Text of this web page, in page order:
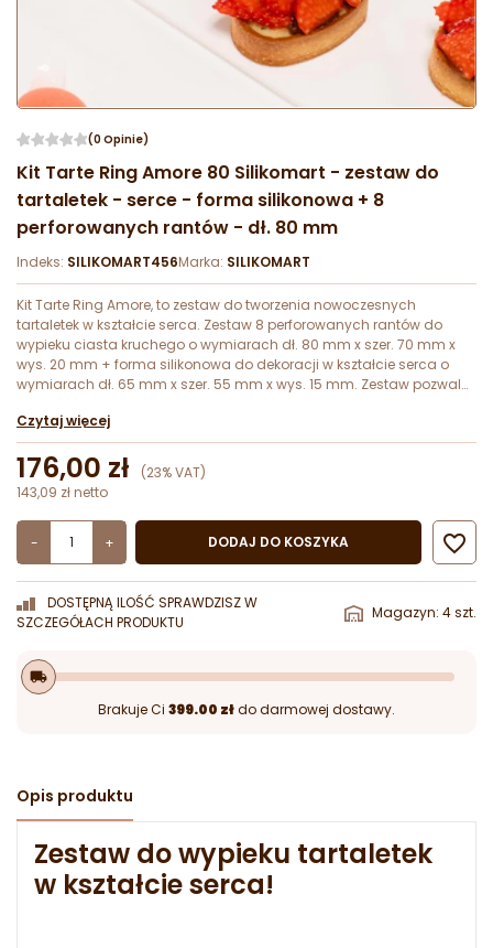
(0 Opinie)
Kit Tarte Ring Amore 80 Silikomart - zestaw do
tartaletek - serce - forma silikonowa + 8
perforowanych rantów - dł. 80 mm
Indeks: SILIKOMART456Marka: SILIKOMART
Kit Tarte Ring Amore, to zestaw do tworzenia nowoczesnych
tartaletek w kształcie serca. Zestaw 8 perforowanych rantów do
wypieku ciasta kruchego o wymiarach dł. 80 mm x szer. 70 mm x
wys. 20 mm + forma silikonowa do dekoracji w kształcie serca o
wymiarach dł. 65 mm x szer. 55 mm x wys. 15 mm. Zestaw pozwala
Czytaj więcej
176,00 zł
(23% VAT)
143,09 zł netto
- + DODAJ DO KOSZYKA 
DOSTĘPNĄ ILOŚĆ SPRAWDZISZ W
SZCZEGÓŁACH PRODUKTU
Magazyn: 4 szt.
local_shipping
Brakuje Ci 399.00 złdo darmowej dostawy.
Opis produktu
Zestaw do wypieku tartaletek
w kształcie serca!